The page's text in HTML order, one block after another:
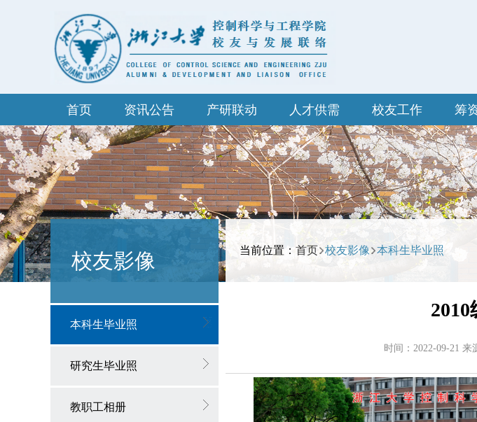
首页 资讯公告 产研联动 人才供需 校友工作 筹
校友影像
本科生毕业照
研究生毕业照
教职工相册
当前位置： 首页 校友影像 本科生毕业照
时间：2022-09-21